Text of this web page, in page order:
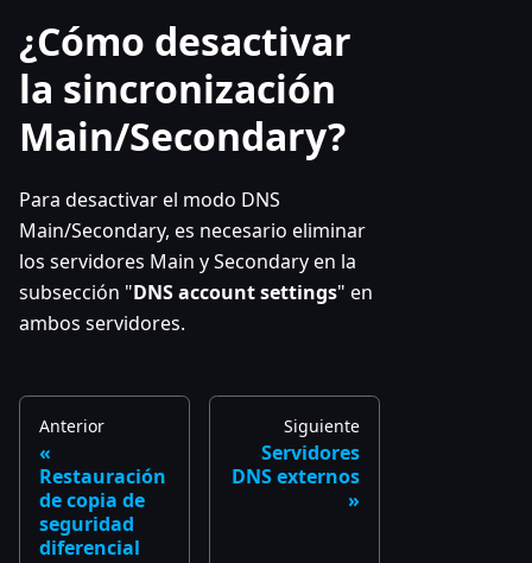
¿Cómo desactivar
la sincronización
Main/Secondary?
Para desactivar el modo DNS
Main/Secondary, es necesario eliminar
los servidores Main y Secondary en la
subsección "DNS account settings" en
ambos servidores.
Anterior
Restauración
de copia de
seguridad
diferencial
Siguiente
Servidores
DNS externos